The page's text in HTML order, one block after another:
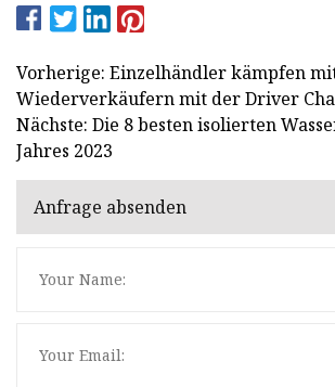
Vorherige: Einzelhändler kämpfen
Wiederverkäufern mit der Driver
Nächste: Die 8 besten isolierten
Jahres 2023
Anfrage absenden